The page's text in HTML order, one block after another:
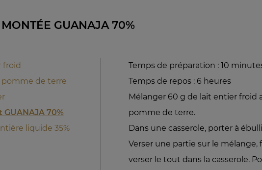
GUANAJA 70%
froid
pomme de terre
70%
liquide 35%
Temps de préparation : 10
Temps de repos : 6 heures
Mélanger 60 g de lait entier froid
pomme de terre.
Dans une casserole, porter à
Verser une partie sur le
verser le tout dans la casserole.